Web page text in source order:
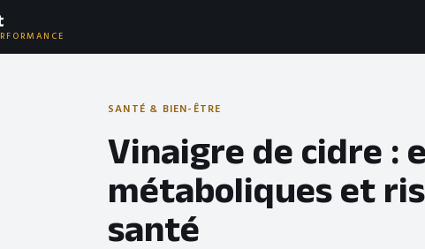
SANTÉ & BIEN-ÊTRE
Vinaigre de cidre :
métaboliques et
santé